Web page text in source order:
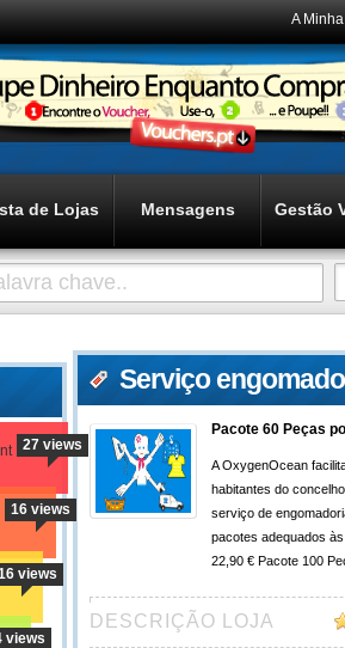
A
de Lojas Mensagens Gestão
27 views
16 views
views
views
Serviço
Pacote 60 Peças
A OxygenOcean
habitantes do
serviço de
pacotes adequados
22,90 € Pacote 100
DESCRIÇÃO LOJA